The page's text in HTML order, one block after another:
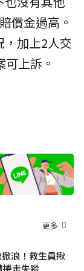
償金過高。
加上2人交
上訴。
更多
浪！救生員揪
捲走失蹤